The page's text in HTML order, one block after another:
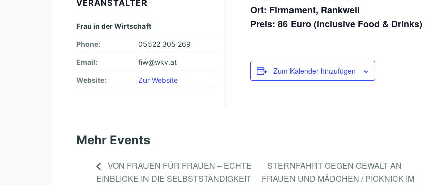
Ort: Firmament, Rankweil
Preis: 86 Euro (inclusive Food & Drinks)
Zum Kalender hinzufügen
VERANSTALTER
Frau in der Wirtschaft
Phone: 05522 305 269
Email: fiw@wkv.at
Website: Zur Website
Mehr Events
VON FRAUEN FÜR FRAUEN – ECHTE
EINBLICKE IN DIE SELBSTSTÄNDIGKEIT
STERNFAHRT GEGEN GEWALT AN
FRAUEN UND MÄDCHEN / PICKNICK IM